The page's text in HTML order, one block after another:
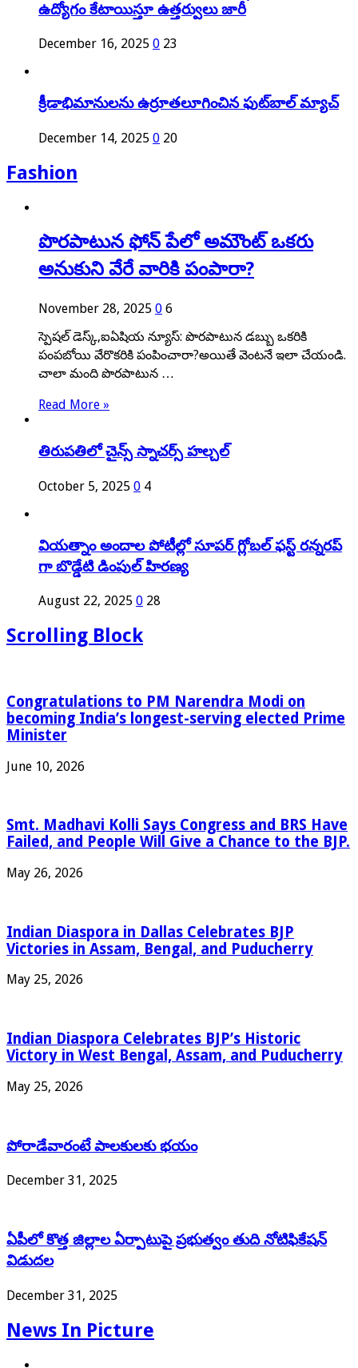
ఉద్యోగం కేటాయిస్తూ ఉత్తర్వులు జారీ
December 16, 2025 0 23
క్రీడాభిమానులను ఉర్రూతలూగించిన ఫుట్‌బాల్ మ్యాచ్‌
December 14, 2025 0 20
Fashion
పొరపాటున ఫోన్ పేలో అమౌంట్ ఒకరు
అనుకుని వేరే వారికి పంపారా?
November 28, 2025 0 6
స్పెషల్ డెస్క్,ఐఏషియ న్యూస్: పొరపాటున డబ్బు ఒకరికి
పంపబోయి వేరొకరికి పంపించారా?అయితే వెంటనే ఇలా చేయండి.
చాలా మంది పొరపాటున …
Read More »
తిరుపతిలో చైన్స్ స్నాచర్స్ హల్చల్
October 5, 2025 0 4
వియత్నాం అందాల పోటీల్లో సూపర్ గ్లోబల్ ఫస్ట్ రన్నరప్
గా బొడ్డేటి డింపుల్ హిరణ్య
August 22, 2025 0 28
Scrolling Block
Congratulations to PM Narendra Modi on
becoming India’s longest-serving elected Prime
Minister
June 10, 2026
Smt. Madhavi Kolli Says Congress and BRS Have
Failed, and People Will Give a Chance to the BJP.
May 26, 2026
Indian Diaspora in Dallas Celebrates BJP
Victories in Assam, Bengal, and Puducherry
May 25, 2026
Indian Diaspora Celebrates BJP’s Historic
Victory in West Bengal, Assam, and Puducherry
May 25, 2026
పోరాడేవారంటే పాలకులకు భయం
December 31, 2025
ఏపీలో కొత్త జిల్లాల ఏర్పాటుపై ప్రభుత్వం తుది నోటిఫికేషన్
విడుదల
December 31, 2025
News In Picture